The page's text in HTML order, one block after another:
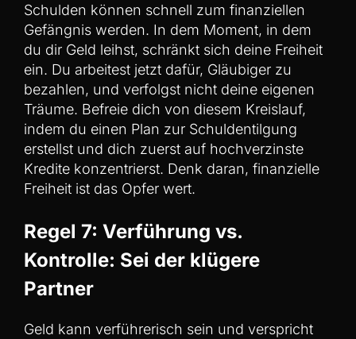
Schulden können schnell zum finanziellen
Gefängnis werden. In dem Moment, in dem
du dir Geld leihst, schränkt sich deine Freiheit
ein. Du arbeitest jetzt dafür, Gläubiger zu
bezahlen, und verfolgst nicht deine eigenen
Träume. Befreie dich von diesem Kreislauf,
indem du einen Plan zur Schuldentilgung
erstellst und dich zuerst auf hochverzinste
Kredite konzentrierst. Denk daran, finanzielle
Freiheit ist das Opfer wert.
Regel 7: Verführung vs.
Kontrolle: Sei der klügere
Partner
Geld kann verführerisch sein und verspricht